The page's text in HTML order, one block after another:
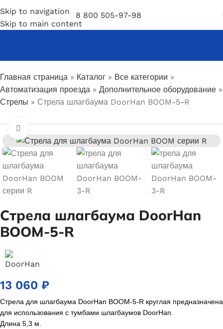
Skip to navigation
Skip to main content
8 800 505-97-98
Главная страница » Каталог » Все категории »
Автоматизация проезда » Дополнительное оборудование »
Стрелы » Стрела шлагбаума DoorHan BOOM-5-R
Стрела шлагбаума DoorHan
BOOM-5-R
13 060 ₽
Стрела для шлагбаума DoorHan BOOM-5-R круглая предназначена
для использования с тумбами шлагбаумов DoorHan.
Длина 5,3 м.